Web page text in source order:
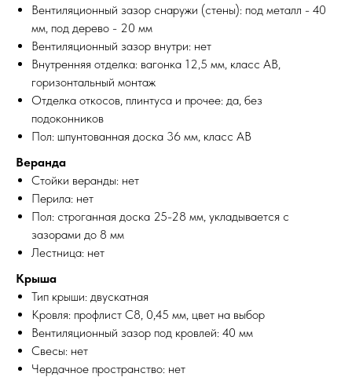
Вентиляционный зазор снаружи (стены): под металл - 40
мм, под дерево - 20 мм
Вентиляционный зазор внутри: нет
Внутренняя отделка: вагонка 12,5 мм, класс АВ,
горизонтальный монтаж
Отделка откосов, плинтуса и прочее: да, без
подоконников
Пол: шпунтованная доска 36 мм, класс АВ
Веранда
Стойки веранды: нет
Перила: нет
Пол: строганная доска 25-28 мм, укладывается с
зазорами до 8 мм
Лестница: нет
Крыша
Тип крыши: двускатная
Кровля: профлист С8, 0,45 мм, цвет на выбор
Вентиляционный зазор под кровлей: 40 мм
Свесы: нет
Чердачное пространство: нет